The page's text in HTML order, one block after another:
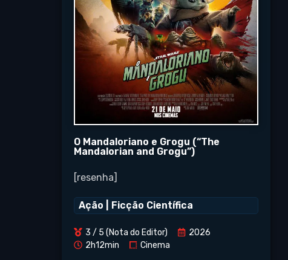
O Mandaloriano e Grogu (“The
Mandalorian and Grogu”)
[resenha]
Ação Ficção Científica
3 / 5 (Nota do Editor)
2026
2h12min
Cinema